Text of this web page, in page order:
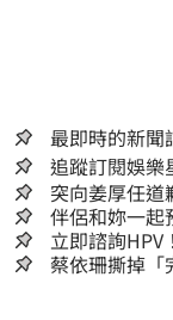
最即時的新
追蹤訂閱娛
突向姜厚任道
當時太衝動
伴侶和妳一起
立即諮詢
嫌晚！
蔡依珊撕掉「